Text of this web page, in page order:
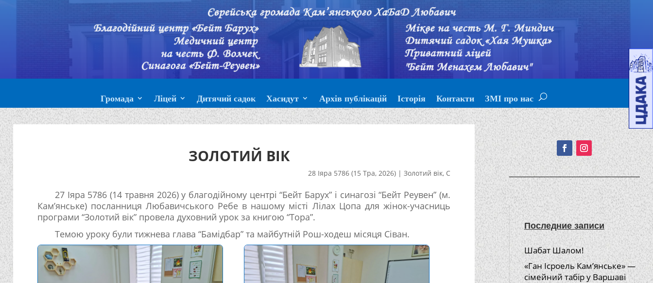
Громада Ліцей Дитячий садок Хасидут Архів публікацій Історія Контакти ЗМІ про нас
ЗОЛОТИЙ ВІК
28 Іяра 5786 (15 Тра, 2026)| Золотий вік, С
27 Іяра 5786 (14 травня 2026) у благодійному центрі “Бейт Барух” і синагозі “Бейт Реувен” (м.
Кам’янське) посланниця Любавичського Ребе в нашому місті Лілах Цопа для жінок-учасниць
програми “Золотий вік” провела духовний урок за книгою “Тора”.
Темою уроку були тижнева глава “Бамідбар” та майбутній Рош-ходеш місяця Сіван.
Подписывайтесь!
Последние записи
Шабат Шалом!
«Ган Ісроель Кам’янське» —
сімейний табір у Варшаві